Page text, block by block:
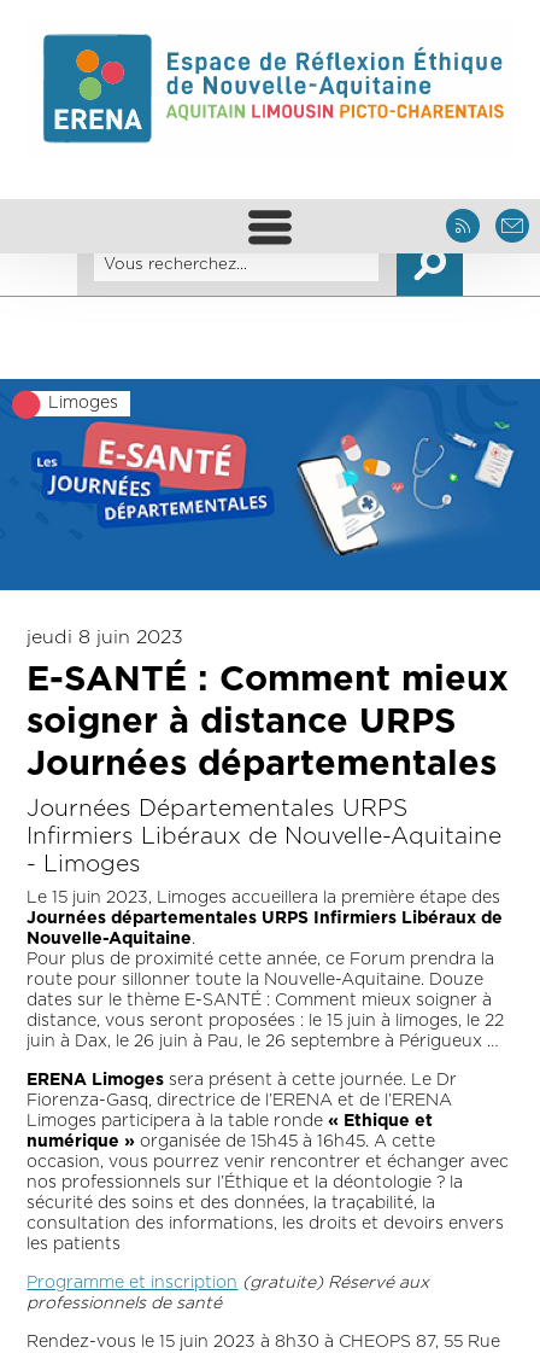
Limoges
jeudi 8 juin 2023
E-SANTÉ : Comment mieux
soigner à distance URPS
Journées départementales
Journées Départementales URPS
Infirmiers Libéraux de Nouvelle-Aquitaine
- Limoges
Le 15 juin 2023, Limoges accueillera la première étape des
Journées départementales URPS Infirmiers Libéraux de
Nouvelle-Aquitaine.
Pour plus de proximité cette année, ce Forum prendra la
route pour sillonner toute la Nouvelle-Aquitaine. Douze
dates sur le thème E-SANTÉ : Comment mieux soigner à
distance, vous seront proposées : le 15 juin à limoges, le 22
juin à Dax, le 26 juin à Pau, le 26 septembre à Périgueux …
ERENA Limoges sera présent à cette journée. Le Dr
Fiorenza-Gasq, directrice de l’ERENA et de l’ERENA
Limoges participera à la table ronde« Ethique et
numérique » organisée de 15h45 à 16h45. A cette
occasion, vous pourrez venir rencontrer et échanger avec
nos professionnels sur l’Éthique et la déontologie ? la
sécurité des soins et des données, la traçabilité, la
consultation des informations, les droits et devoirs envers
les patients
Programme et inscription (gratuite) Réservé aux
professionnels de santé
Rendez-vous le 15 juin 2023 à 8h30 à CHEOPS 87, 55 Rue